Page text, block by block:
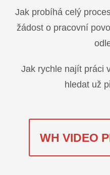
Jak probíhá celý
žádost o pracovní
Jak rychle najít práci
hledat už
WH VIDEO